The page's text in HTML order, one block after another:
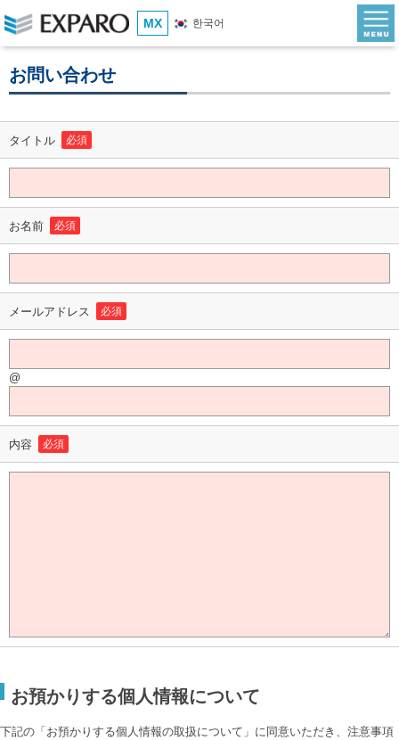
MX 한국어
お問い合わせ
タイトル 必須
お名前 必須
メールアドレス 必須
@
内容 必須
お預かりする個人情報について
下記の「お預かりする個人情報の取扱について」に同意いただき、注意事項